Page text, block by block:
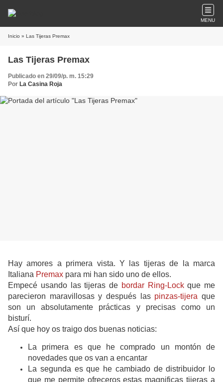
MENU
Inicio » Las Tijeras Premax
Las Tijeras Premax
Publicado en 29/09/p. m. 15:29
Por La Casina Roja
Hay amores a primera vista. Y las tijeras de la marca
Italiana Premax para mi han sido uno de ellos.
Empecé usando las tijeras de bordar Ring-Lockque me
parecieron maravillosas y después las pinzas-tijera que
son un absolutamente prácticas y precisas como un
bisturí.
Así que hoy os traigo dos buenas noticias:
La primera es que he comprado un montón de
novedades que os van a encantar
La segunda es que he cambiado de distribuidor lo
que me permite ofreceros estas magnificas tijeras a